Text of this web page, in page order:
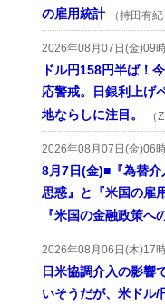
の雇用統計
（持田有紀
2026年08月07日(金)09
ドル円158円半ば！
応警戒。日銀利上げ
地ならしに注目。
（
2026年08月07日(金)06
8月7日(金)■『為替
思惑』と『米国の雇
『米国の金融政策
2026年08月06日(木)17
日米協調介入の影響
いそうだが、米ドル